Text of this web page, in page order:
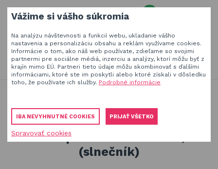
Váš e-mail
Vaše heslo
PŘIHLÁSIT
0
+420777 230 065
PO-PIA 8-18 hod.
Slnečníky a tieniaca technika
Drevené hračky
Stavebnice Qman
HĽADAŤ
Tieniace plachty - slnečníky
Tieniaca plachta - štvorec 3,6 m (slnečník)
Tieniaca plachta - štvorec 3,6 m
(slnečník)
Vážime si vášho súkromia
Na analýzu návštevnosti a funkcií webu, ukladanie vášho
nastavenia a personalizáciu obsahu a reklám využívame cookies.
Informácie o tom, ako náš web používate, zdieľame so svojimi
partnermi pre sociálne médiá, inzerciu a analýzy, ktorí môžu byť z
krajín mimo EÚ. Partneri tieto údaje môžu skombinovať s ďalšími
informáciami, ktoré ste im poskytli alebo ktoré získali v dôsledku
toho, že používate ich služby. Podrobné informácie
IBA NEVYHNUTNÉ COOKIES PRIJAŤ VŠETKO
Spravovať cookies